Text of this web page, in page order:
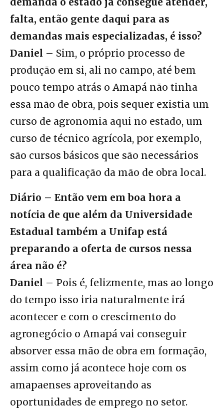
falta, então gente daqui para as
demandas mais especializadas, é isso?
Daniel – Sim, o próprio processo de
produção em si, ali no campo, até bem
pouco tempo atrás o Amapá não tinha
essa mão de obra, pois sequer existia um
curso de agronomia aqui no estado, um
curso de técnico agrícola, por exemplo,
são cursos básicos que são necessários
para a qualificação da mão de obra local.
Diário – Então vem em boa hora a
notícia de que além da Universidade
Estadual também a Unifap está
preparando a oferta de cursos nessa
área não é?
Daniel – Pois é, felizmente, mas ao longo
do tempo isso iria naturalmente irá
acontecer e com o crescimento do
agronegócio o Amapá vai conseguir
absorver essa mão de obra em formação,
assim como já acontece hoje com os
amapaenses aproveitando as
oportunidades de emprego no setor.